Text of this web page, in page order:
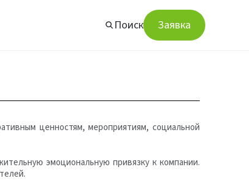
Поиск Заявка
ценностям, мероприятиям, социальной
эмоциональную привязку к компании.